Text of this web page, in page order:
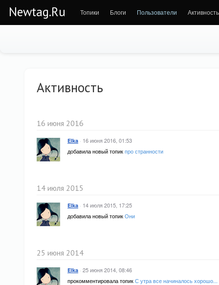
Newtag.Ru Топики Блоги Пользователи Активность
Активность
16 июня 2016
Elka · 16 июня 2016, 01:53
добавила новый топикпро странности
14 июля 2015
Elka · 14 июля 2015, 17:25
добавила новый топикОни
25 июня 2014
Elka · 25 июня 2014, 08:46
прокомментировала топикС утра все начиналось хорошо...